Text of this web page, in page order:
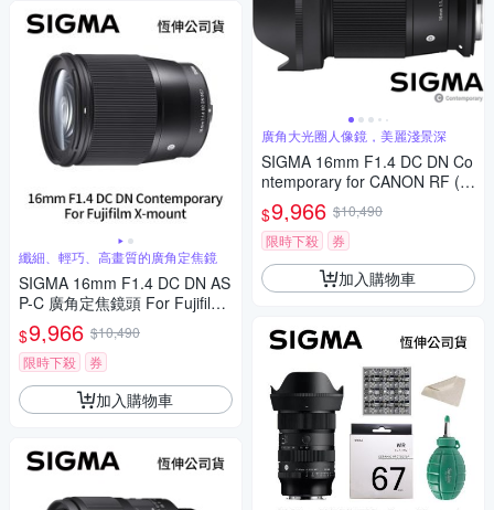
纖細、輕巧、高畫質的廣角定焦鏡
SIGMA 16mm F1.4 DC DN AS
P-C 廣角定焦鏡頭 For Fujifilm
X-mount (公司貨)
$9,966 $10,490
限時下殺
券
加入購物車
廣角大光圈人像鏡，美麗淺景深
SIGMA 16mm F1.4 DC DN Co
ntemporary for CANON RF (公
司貨) 廣角大光圈定焦鏡 人像
鏡 APS-C 無反微單眼專用鏡頭
$9,966 $10,490
限時下殺
券
加入購物車